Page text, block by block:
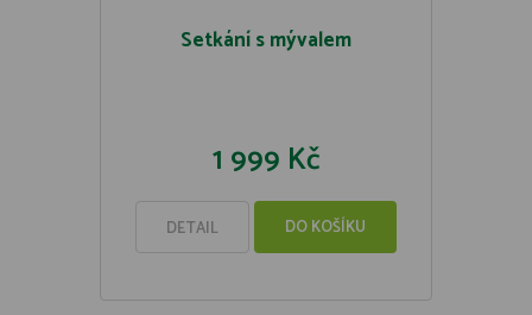
Setkání s mývalem
1 999 Kč
DETAIL DO KOŠÍKU